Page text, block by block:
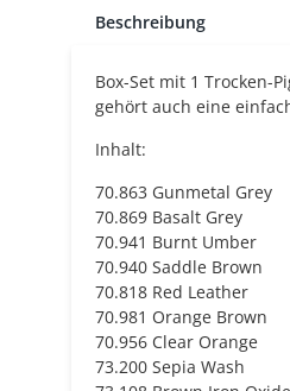
Beschreibung
Box-Set mit 1 Trocken-
gehört auch eine
Inhalt:
70.863 Gunmetal Grey
70.869 Basalt Grey
70.941 Burnt Umber
70.940 Saddle Brown
70.818 Red Leather
70.981 Orange Brown
70.956 Clear Orange
73.200 Sepia Wash